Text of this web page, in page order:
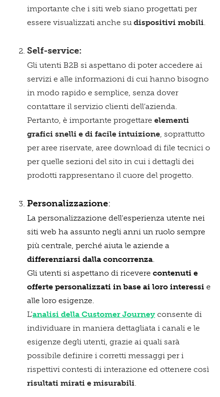
importante che i siti web siano progettati per
essere visualizzati anche su dispositivi mobili.
Self-service:
Gli utenti B2B si aspettano di poter accedere ai
servizi e alle informazioni di cui hanno bisogno
in modo rapido e semplice, senza dover
contattare il servizio clienti dell’azienda.
Pertanto, è importante progettare elementi
grafici snelli e di facile intuizione, soprattutto
per aree riservate, aree download di file tecnici o
per quelle sezioni del sito in cui i dettagli dei
prodotti rappresentano il cuore del progetto.
Personalizzazione:
La personalizzazione dell'esperienza utente nei
siti web ha assunto negli anni un ruolo sempre
più centrale, perché aiuta le aziende a
differenziarsi dalla concorrenza.
Gli utenti si aspettano di ricevere contenuti e
offerte personalizzati in base ai loro interessi e
alle loro esigenze.
L'analisi della Customer Journey consente di
individuare in maniera dettagliata i canali e le
esigenze degli utenti, grazie ai quali sarà
possibile definire i corretti messaggi per i
rispettivi contesti di interazione ed ottenere così
risultati mirati e misurabili.